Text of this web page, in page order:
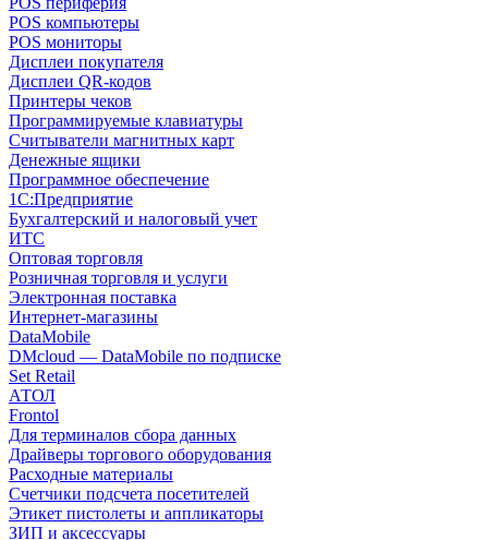
POS компьютеры
POS мониторы
Дисплеи покупателя
Дисплеи QR-кодов
Принтеры чеков
Программируемые клавиатуры
Считыватели магнитных карт
Денежные ящики
Программное обеспечение
1С:Предприятие
Бухгалтерский и налоговый учет
ИТС
Оптовая торговля
Розничная торговля и услуги
Электронная поставка
Интернет-магазины
DataMobile
DMcloud — DataMobile по подписке
Set Retail
АТОЛ
Frontol
Для терминалов сбора данных
Драйверы торгового оборудования
Расходные материалы
Счетчики подсчета посетителей
Этикет пистолеты и аппликаторы
ЗИП и аксессуары